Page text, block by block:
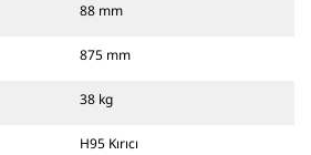
88 mm
875 mm
38 kg
H95 Kırıcı